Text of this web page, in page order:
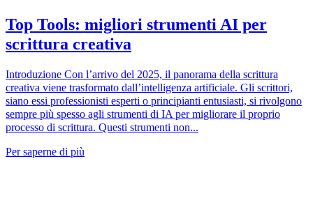
Top Tools: migliori strumenti AI per
scrittura creativa
Introduzione Con l’arrivo del 2025, il panorama della scrittura
creativa viene trasformato dall’intelligenza artificiale. Gli scrittori,
siano essi professionisti esperti o principianti entusiasti, si rivolgono
sempre più spesso agli strumenti di IA per migliorare il proprio
processo di scrittura. Questi strumenti non...
Per saperne di più